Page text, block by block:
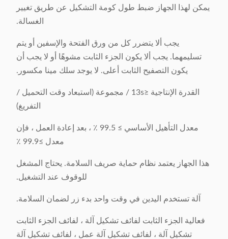
يمكن لهذا الجهاز ضبط طول كومة التشكيل عن طريق تغيير
الغسالة.
يجب ألا يتضرر كل من ورق الفتحة والإسفين أو يتم
تسليمهما. يجب ألا يكون الجزء الثابت مشوهًا أو لا يجب أن
يكون التصفيح الثابت أعلى. لا يوجد سلك مينا مكسور.
القدرة الإنتاجية ≤13s / مجموعة (استبعاد وقت التحميل /
التفريغ)
معدل التأهيل الأساسي ≥ 99.5 ٪ ، بعد إعادة العمل ، فإن
معدل ≥99.9 ٪
هذا الجهاز يعتمد نظام حماية صريف السلامة. يحتاج المشغل
للوقوف عند التشغيل.
آلة تستخدم اليدين في وقت واحد بدء زر لضمان السلامة.
فعالية الجزء الثابت لفائف تشكيل آلة ، لفائف الجزء الثابت
تشكيل آلة ، لفائف تشكيل آلة عمل ، لفائف تشكيل آلة